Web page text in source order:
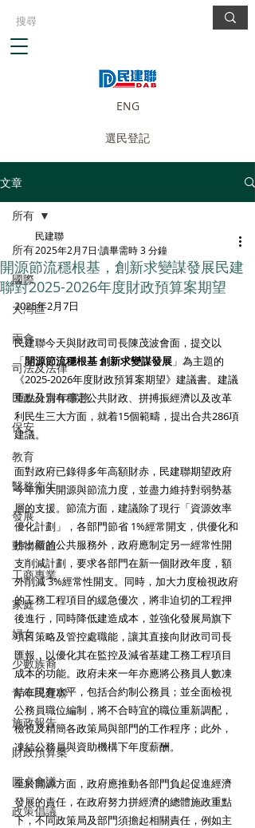
ENG
選民登記
文章
所有
國際
大灣區
兩會
司法及法律
民政及青年事務
保安
教育
醫務衛生
發展
動物權益
工商專業
家庭
婦女
少數族裔
青年民建聯
施政報告
財政預算案
圓桌會議
政策倡議
所有
開源節流穩根基，創新求變謀發展民建
聯對2025-2026年度財政預算案期望
民建聯
2025年2月7日 讀畢需時 3 分鐘
2025年2月7日
民建聯今天與財政司司長陳茂波會面，提交以
「開源節流穩根基 創新求變謀發展 」為主題的
《2025-2026年度財政預算案期望》建議書。建議
重點分別有穩定公共財政、拼搏振經濟以及改革
利民生三大方面，就着15個範疇，提出合共286項
建議。
面對政府已錄得多年高額財赤，民建聯期望政府
今年加大開源與節流力度，並盡力維持對弱勢基
層的支援。節流方面，建議除了現行「資源效率
優化計劃」，各部門節省 1%經常開支，供優化和
推出新的公共服務外，政府應制定另一經常性開
支削減計劃，要求各部門在新一個財政年度，額
外削減 3%經常性開支。同時，加大力度檢視政府
的工務工程項目的緩急優次，將非迫切的工程押
後進行，同時降低建造成本，並強化發展局旗下
項目策略及管控處職能，讓其直接向財政司司長
匯報，以優化其在監控及減省基建工務工程項目
成本的功能。政府未來一年亦應將公務員人數凍
結在現有水平，包括合約制公務員；並全面檢視
公務員職位編制，將不合時宜的職位重新調配，
檢視及精簡各政策局與部門的工作程序；此外，
凍結公務員與資助機構下年度薪酬。
至於開源方面，政府應推動各部門負起促進經濟
發展的責任，在政府努力拼經濟的總體施政重點
下，不同政策局及部門須擔起相關責任，例如主